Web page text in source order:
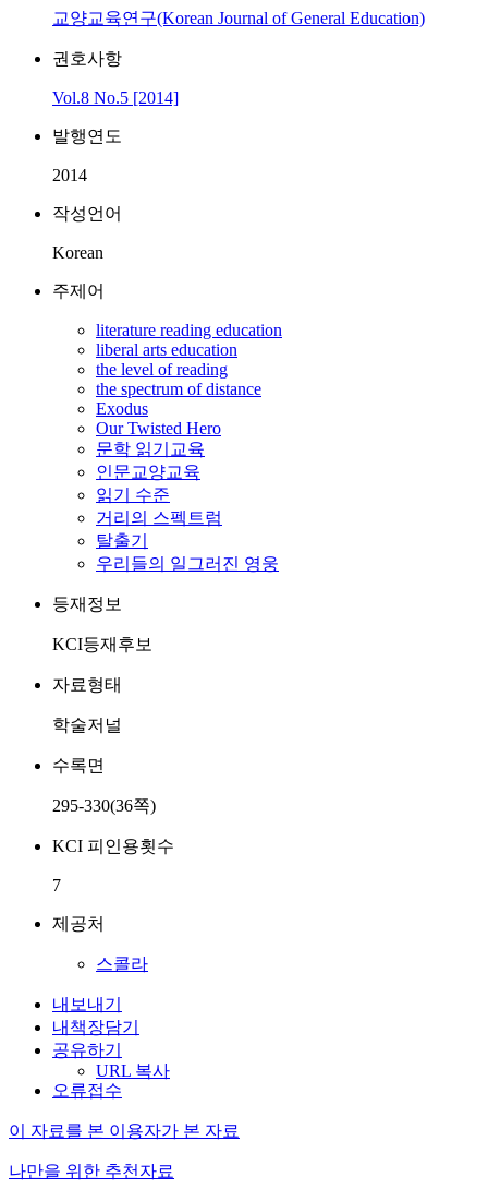
교양교육연구(Korean Journal of General Education)
권호사항
Vol.8 No.5 [2014]
발행연도
2014
작성언어
Korean
주제어
literature reading education
liberal arts education
the level of reading
the spectrum of distance
Exodus
Our Twisted Hero
문학 읽기교육
인문교양교육
읽기 수준
거리의 스펙트럼
탈출기
우리들의 일그러진 영웅
등재정보
KCI등재후보
자료형태
학술저널
수록면
295-330(36쪽)
KCI 피인용횟수
7
제공처
스콜라
내보내기
내책장담기
공유하기
URL 복사
오류접수
이 자료를 본 이용자가 본 자료
나만을 위한 추천자료